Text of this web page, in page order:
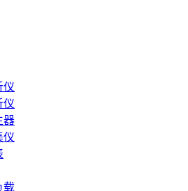
仪
仪
器
仪
载